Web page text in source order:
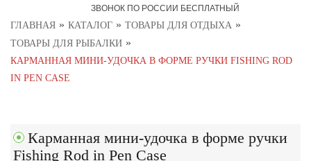
ЗВОНОК ПО РОССИИ БЕСПЛАТНЫЙ
ГЛАВНАЯ » КАТАЛОГ » ТОВАРЫ ДЛЯ ОТДЫХА »
ТОВАРЫ ДЛЯ РЫБАЛКИ »
КАРМАННАЯ МИНИ-УДОЧКА В ФОРМЕ РУЧКИ FISHING ROD
IN PEN CASE
Карманная мини-удочка в форме ручки
Fishing Rod in Pen Case